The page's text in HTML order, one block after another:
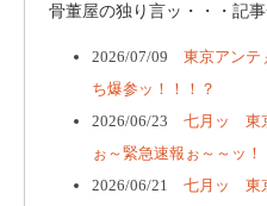
骨董屋の独り言ッ・・・記
2026/07/09 東京アンテ
ち爆参ッ！！！？
2026/06/23 七月ッ 東
ぉ～緊急速報ぉ～～ッ！
2026/06/21
七月ッ 東